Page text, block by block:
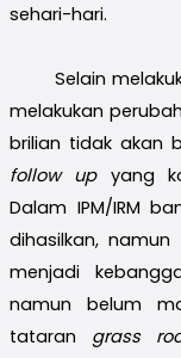
sehari-hari.
Selain
melakukan
brilian tidak akan
follow upyang
Dalam IPM/IRM
dihasilkan,
menjadi
namun belum
tataran grass